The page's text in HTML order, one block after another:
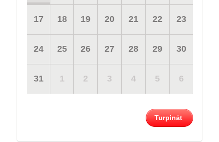
17 18 19 20 21 22 23
24 25 26 27 28 29 30
31 1 2 3 4 5 6
Turpināt